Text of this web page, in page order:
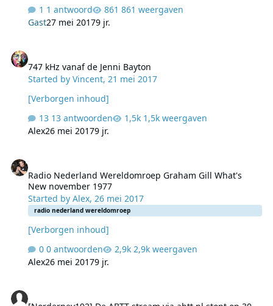
zaterdag 27 mei 2017 van 16.00 - 18.00 uur op de stream
van 192Radio. Deze uitzending wordt herhaald op de
Nights ligt in 1770. Of zo. Kan ook eerder. Bestond al een
liedje ‘Our Goodman’ dat er sterk op lijkt. We hebben
contact gezocht met de songwriter, maar die schijnt al
ee…
1 antwoord
861 weergaven
Gast27 mei 20179 jr.
747 kHz vanaf de Jenni Bayton
Started byVincent,21 mei 2017
[Verborgen inhoud]
13 antwoorden
1,5k weergaven
Alex26 mei 20179 jr.
Radio Nederland Wereldomroep Graham Gill What's
New november 1977
Started byAlex,26 mei 2017
radio nederland wereldomroep
[Verborgen inhoud]
0 antwoorden
2,9k weergaven
Alex26 mei 20179 jr.